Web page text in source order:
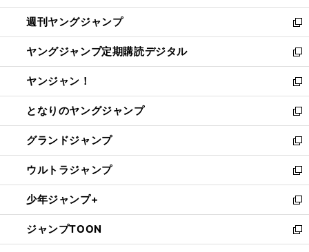
開
く
ウ
で
開
く
ン
ド
ウ
で
開
く
ウ
ィ
ン
ド
ウ
で
開
く
週刊ヤングジャンプ
新
し
い
ウ
ィ
ン
ド
ウ
で
開
く
ヤングジャンプ定期購読デジタル
新
し
い
ウ
ィ
ン
ド
ウ
で
開
く
ヤンジャン！
新
し
い
ウ
ィ
ン
ド
ウ
で
開
く
となりのヤングジャンプ
新
し
い
ウ
ィ
ン
ド
ウ
で
開
グランドジャンプ
新
し
い
ウ
ィ
ン
ド
ウ
ウルトラジャンプ
新
し
い
ウ
ィ
ン
少年ジャンプ+
新
し
い
ウ
ジャンプTOON
新
し